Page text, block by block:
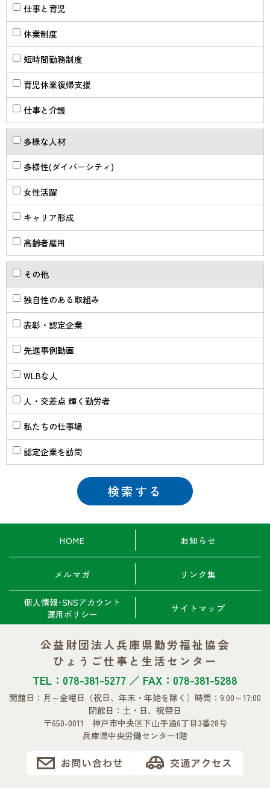
仕事と育児
休業制度
短時間勤務制度
育児休業復帰支援
仕事と介護
多様な人材
多様性(ダイバーシティ)
女性活躍
キャリア形成
高齢者雇用
その他
独自性のある取組み
表彰・認定企業
先進事例動画
WLBな人
人・交差点 輝く勤労者
私たちの仕事場
認定企業を訪問
HOME お知らせ
メルマガ リンク集
個人情報･SNSアカウント
運用ポリシー
サイトマップ
公益財団法人兵庫県勤労福祉協会
ひょうご仕事と生活センター
TEL：078-381-5277 ／ FAX：078-381-5288
開館日：月～金曜日 （祝日、年末・年始を除く） 時間：9:00～17:00
閉館日：土・日、祝祭日
〒650-0011 神戸市中央区下山手通6丁目3番28号
兵庫県中央労働センター1階